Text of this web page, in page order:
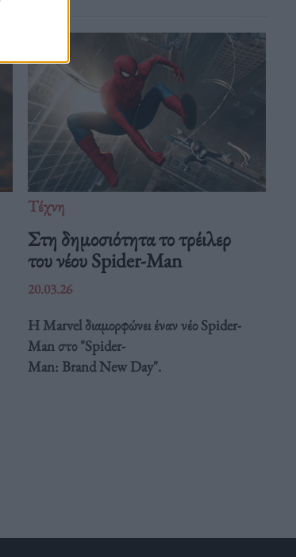
Τέχνη
Στη δημοσιότητα το τρέιλερ
του νέου Spider-Man
20.03.26
Η Marvel διαμορφώνει έναν νέο Spider-
Man στο "Spider-
Man: Brand New Day".